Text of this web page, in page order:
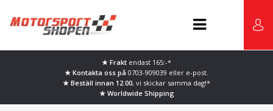
till
navigering
till
★ Frakt endast 165:-*
★ Kontakta oss på 0703-909039 eller e-post.
★ Beställ innan 12.00, vi skickar samma dag!*
★ Worldwide Shipping